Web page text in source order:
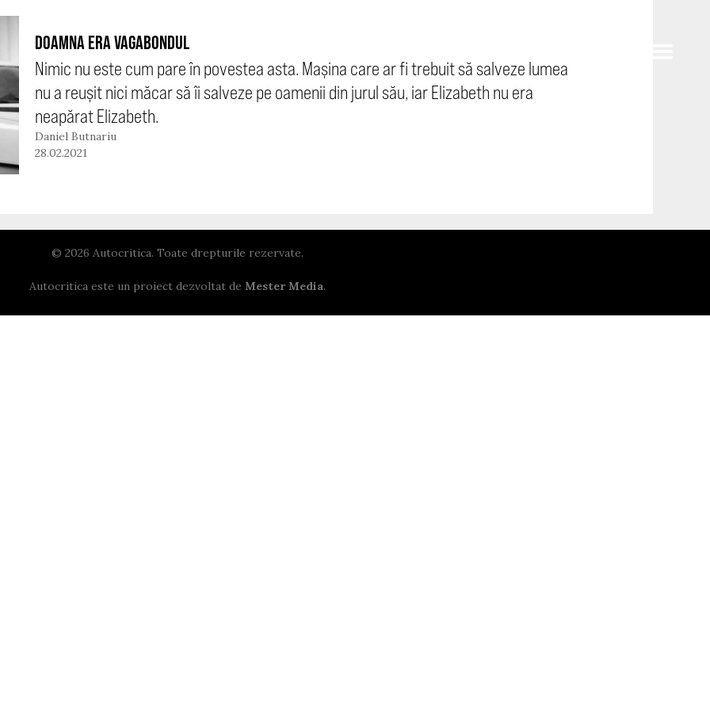
DOAMNA ERA VAGABONDUL
Nimic nu este cum pare în povestea asta. Mașina care ar fi trebuit să salveze lumea
nu a reușit nici măcar să îi salveze pe oamenii din jurul său, iar Elizabeth nu era
neapărat Elizabeth.
Daniel Butnariu
28.02.2021
© 2026 Autocritica. Toate drepturile rezervate.
Autocritica este un proiect dezvoltat de Mester Media.